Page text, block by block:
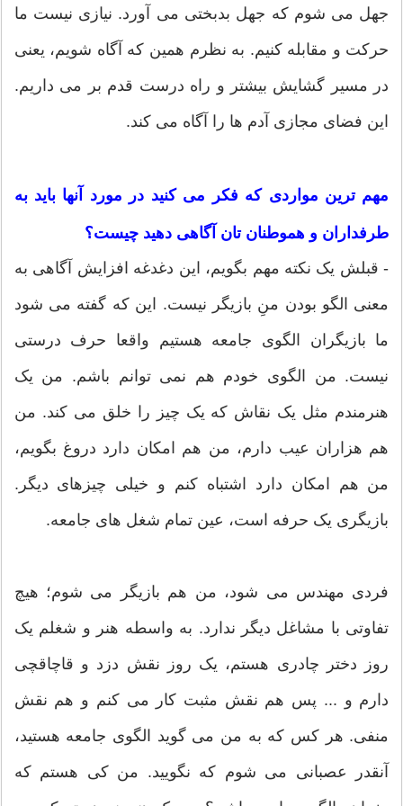
جهل می شوم که جهل بدبختی می آورد. نیازی نیست ما
حرکت و مقابله کنیم. به نظرم همین که آگاه شویم، یعنی
در مسیر گشایش بیشتر و راه درست قدم بر می داریم.
این فضای مجازی آدم ها را آگاه می کند.
مهم ترین مواردی که فکر می کنید در مورد آنها باید به
طرفداران و هموطنان تان آگاهی دهید چیست؟
- قبلش یک نکته مهم بگویم، این دغدغه افزایش آگاهی به
معنی الگو بودن منِ بازیگر نیست. این که گفته می شود
ما بازیگران الگوی جامعه هستیم واقعا حرف درستی
نیست. من الگوی خودم هم نمی توانم باشم. من یک
هنرمندم مثل یک نقاش که یک چیز را خلق می کند. من
هم هزاران عیب دارم، من هم امکان دارد دروغ بگویم،
من هم امکان دارد اشتباه کنم و خیلی چیزهای دیگر.
بازیگری یک حرفه است، عین تمام شغل های جامعه.
فردی مهندس می شود، من هم بازیگر می شوم؛ هیچ
تفاوتی با مشاغل دیگر ندارد. به واسطه هنر و شغلم یک
روز دختر چادری هستم، یک روز نقش دزد و قاچاقچی
دارم و ... پس هم نقش مثبت کار می کنم و هم نقش
منفی. هر کس که به من می گوید الگوی جامعه هستید،
آنقدر عصبانی می شوم که نگویید. من کی هستم که